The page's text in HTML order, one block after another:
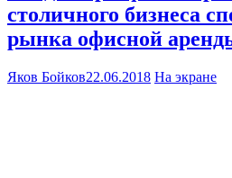
столичного бизнеса
рынка офисной
Яков Бойков22.06.2018 На экране